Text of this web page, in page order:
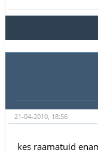
21-04-2010, 18:56
kes raamatuid